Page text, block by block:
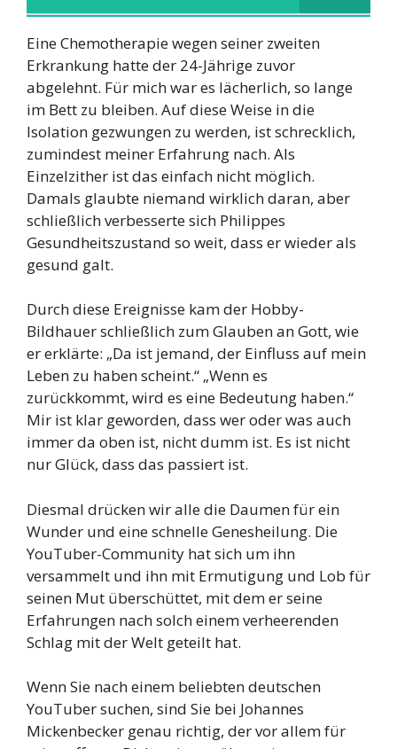
Eine Chemotherapie wegen seiner zweiten
Erkrankung hatte der 24-Jährige zuvor
abgelehnt. Für mich war es lächerlich, so lange
im Bett zu bleiben. Auf diese Weise in die
Isolation gezwungen zu werden, ist schrecklich,
zumindest meiner Erfahrung nach. Als
Einzelzither ist das einfach nicht möglich.
Damals glaubte niemand wirklich daran, aber
schließlich verbesserte sich Philippes
Gesundheitszustand so weit, dass er wieder als
gesund galt.
Durch diese Ereignisse kam der Hobby-
Bildhauer schließlich zum Glauben an Gott, wie
er erklärte: „Da ist jemand, der Einfluss auf mein
Leben zu haben scheint.“ „Wenn es
zurückkommt, wird es eine Bedeutung haben.“
Mir ist klar geworden, dass wer oder was auch
immer da oben ist, nicht dumm ist. Es ist nicht
nur Glück, dass das passiert ist.
Diesmal drücken wir alle die Daumen für ein
Wunder und eine schnelle Genesheilung. Die
YouTuber-Community hat sich um ihn
versammelt und ihn mit Ermutigung und Lob für
seinen Mut überschüttet, mit dem er seine
Erfahrungen nach solch einem verheerenden
Schlag mit der Welt geteilt hat.
Wenn Sie nach einem beliebten deutschen
YouTuber suchen, sind Sie bei Johannes
Mickenbecker genau richtig, der vor allem für